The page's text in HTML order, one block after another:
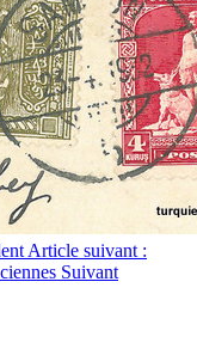
Article suivant :
Suivant